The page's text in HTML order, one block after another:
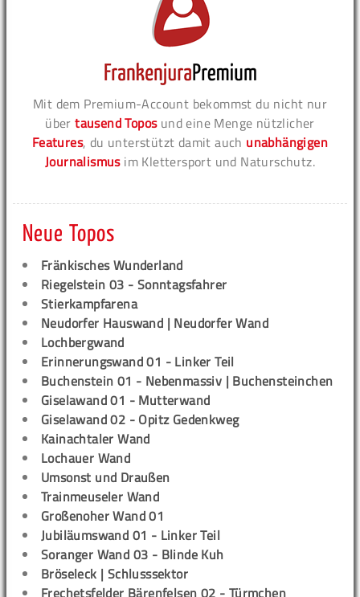
Mit dem Premium-Account bekommst du nicht nur
übertausend Toposund eine Menge nützlicher
Features, du unterstützt damit auch unabhängigen
Journalismusim Klettersport und Naturschutz.
Neue Topos
Fränkisches Wunderland
Riegelstein 03 - Sonntagsfahrer
Stierkampfarena
Neudorfer Hauswand | Neudorfer Wand
Lochbergwand
Erinnerungswand 01 - Linker Teil
Buchenstein 01 - Nebenmassiv | Buchensteinchen
Giselawand 01 - Mutterwand
Giselawand 02 - Opitz Gedenkweg
Kainachtaler Wand
Lochauer Wand
Umsonst und Draußen
Trainmeuseler Wand
Großenoher Wand 01
Jubiläumswand 01 - Linker Teil
Soranger Wand 03 - Blinde Kuh
Bröseleck | Schlusssektor
Frechetsfelder Bärenfelsen 02 - Türmchen